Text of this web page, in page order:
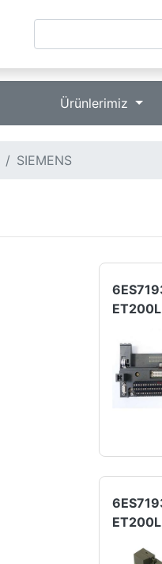
Ürünlerimiz
SIEMENS